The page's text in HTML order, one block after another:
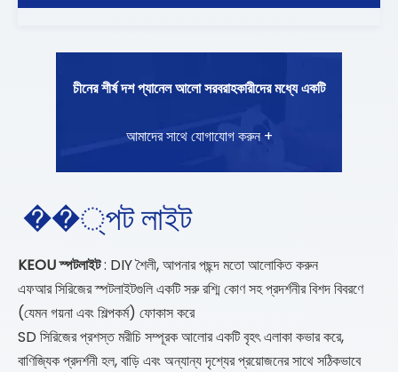
চীনের শীর্ষ দশ প্যানেল আলো সরবরাহকারীদের মধ্যে একটি
আমাদের সাথে যোগাযোগ করুন +
��্পট লাইট
KEOU স্পটলাইট: DIY শৈলী, আপনার পছন্দ মতো আলোকিত করুন
এফআর সিরিজের স্পটলাইটগুলি একটি সরু রশ্মি কোণ সহ প্রদর্শনীর বিশদ বিবরণে
(যেমন গয়না এবং শিল্পকর্ম) ফোকাস করে
SD সিরিজের প্রশস্ত মরীচি সম্পূরক আলোর একটি বৃহৎ এলাকা কভার করে,
বাণিজ্যিক প্রদর্শনী হল, বাড়ি এবং অন্যান্য দৃশ্যের প্রয়োজনের সাথে সঠিকভাবে